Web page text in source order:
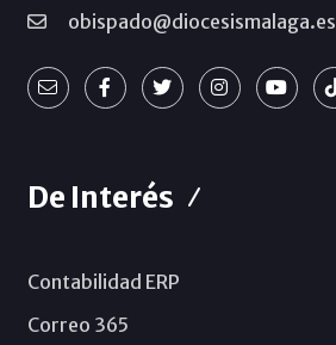
obispado@diocesismalaga.es
De Interés
Contabilidad ERP
Correo 365